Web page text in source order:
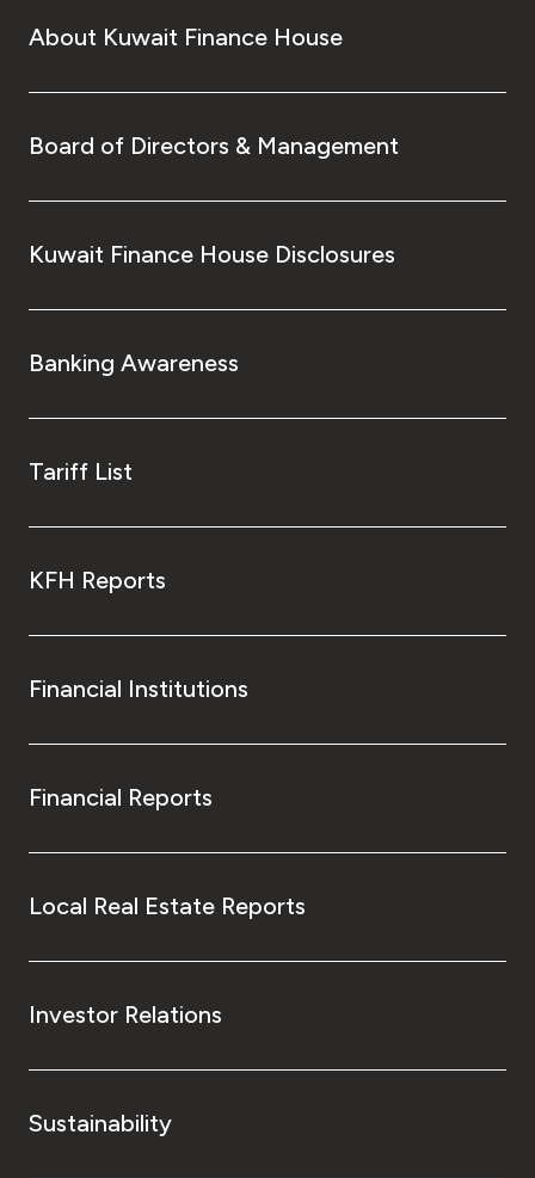
About Kuwait Finance House
Board of Directors & Management
Kuwait Finance House Disclosures
Banking Awareness
Tariff List
KFH Reports
Financial Institutions
Financial Reports
Local Real Estate Reports
Investor Relations
Sustainability